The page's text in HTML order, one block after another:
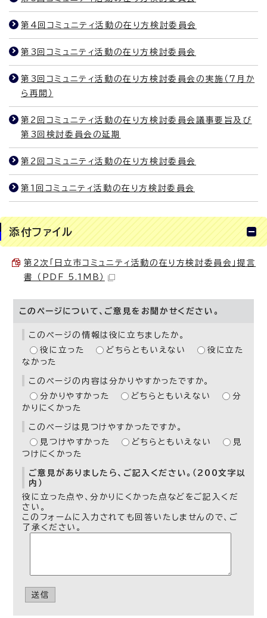
第4回コミュニティ活動の在り方検討委員会
第3回コミュニティ活動の在り方検討委員会
第3回コミュニティ活動の在り方検討委員会の実施（7月か
ら再開）
第2回コミュニティ活動の在り方検討委員会議事要旨及び
第3回検討委員会の延期
第2回コミュニティ活動の在り方検討委員会
第1回コミュニティ活動の在り方検討委員会
添付ファイル
第2次「日立市コミュニティ活動の在り方検討委員会」提言
書 （PDF 5.1MB）
このページについて、ご意見をお聞かせください。
このページの情報は役に立ちましたか。
役に立った
どちらともいえない
役に立た
なかった
このページの内容は分かりやすかったですか。
分かりやすかった
どちらともいえない
分
かりにくかった
このページは見つけやすかったですか。
見つけやすかった
どちらともいえない
見
つけにくかった
ご意見がありましたら、ご記入ください。（200文字以
内）
役に立った点や、分かりにくかった点などをご記入くだ
さい。
このフォームに入力されても回答いたしませんので、ご
了承ください。
送信